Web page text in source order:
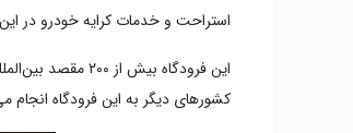
استراحت و خدمات کرایه خودرو در
این فرودگاه
کشورهای دیگر به این فرودگاه